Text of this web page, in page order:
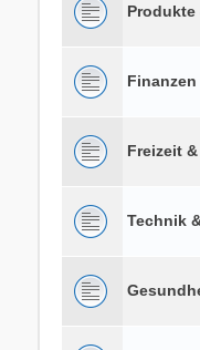
Freizeit
Technik